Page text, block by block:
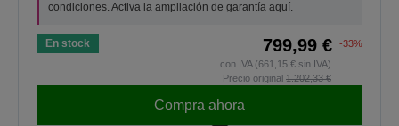
condiciones. Activa la ampliación de garantía aquí.
En stock 799,99 €
-33%
con IVA (661,15 € sin IVA)
Precio original 1.202,33 €
Compra ahora